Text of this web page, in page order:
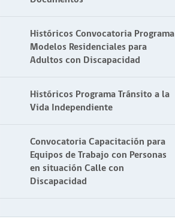
Históricos Convocatoria Programa
Modelos Residenciales para
Adultos con Discapacidad
Históricos Programa Tránsito a la
Vida Independiente
Convocatoria Capacitación para
Equipos de Trabajo con Personas
en situación Calle con
Discapacidad